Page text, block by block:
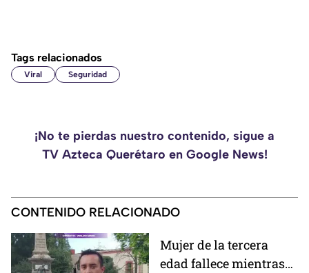
Tags relacionados
Viral Seguridad
¡No te pierdas nuestro contenido, sigue a
TV Azteca Querétaro en Google News!
CONTENIDO RELACIONADO
Mujer de la tercera
edad fallece mientras